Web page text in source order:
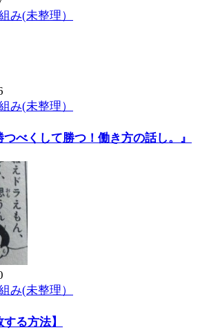
み(未整理）
み(未整理）
べくして勝つ！働き方の話し。』
み(未整理）
る方法】